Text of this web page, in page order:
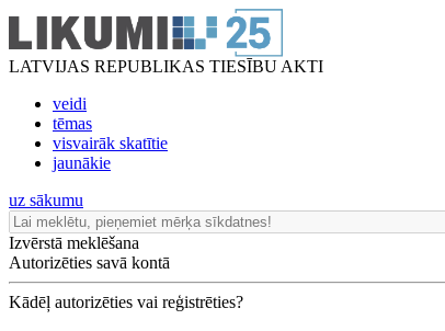
LATVIJAS REPUBLIKAS TIESĪBU AKTI
veidi
tēmas
visvairāk skatītie
jaunākie
uz sākumu
Izvērstā meklēšana
Autorizēties savā kontā
Kādēļ autorizēties vai reģistrēties?